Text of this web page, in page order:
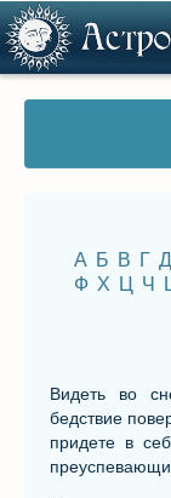
А Б В Г Д
Ф Х Ц Ч Ш
Видеть во
бедствие
придете в